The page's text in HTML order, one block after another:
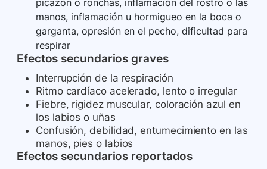
picazón o ronchas, inflamación del rostro o las
manos, inflamación u hormigueo en la boca o
garganta, opresión en el pecho, dificultad para
respirar
Efectos secundarios graves
Interrupción de la respiración
Ritmo cardíaco acelerado, lento o irregular
Fiebre, rigidez muscular, coloración azul en
los labios o uñas
Confusión, debilidad, entumecimiento en las
manos, pies o labios
Efectos secundarios reportados